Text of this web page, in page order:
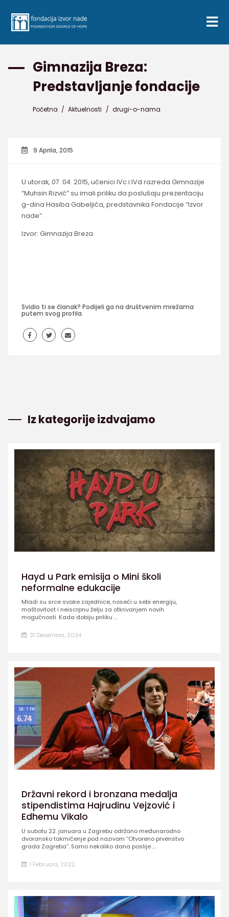
Gimnazija Breza:
Predstavljanje fondacije
Početna / Aktuelnosti / drugi-o-nama
9 Aprila, 2015
U utorak, 07. 04. 2015, učenici IVc i IVd razreda Gimnazije
“Muhsin Rizvić” su imali priliku da poslušaju prezentaciju
g-dina Hasiba Gabeljića, predstavnika Fondacije “Izvor
nade”.
Izvor: Gimnazija Breza.
Svidio ti se članak? Podijeli ga na društvenim mrežama
putem svog profila.
Iz kategorije izdvajamo
Hayd u Park emisija o Mini školi
neformalne edukacije
Mladi su srce svake zajednice, noseći u sebi energiju,
maštovitost i neiscrpnu želju za otkrivanjem novih
mogućnosti. Kada dobiju priliku ...
31 Decembra, 2024
Državni rekord i bronzana medalja
stipendistima Hajrudinu Vejzović i
Edhemu Vikalo
U subotu 22. januara u Zagrebu održano međunarodno
dvoransko takmičenje pod nazivom “Otvoreno prvenstvo
grada Zagreba”. Samo nekoliko dana poslije ...
1 Februara, 2022